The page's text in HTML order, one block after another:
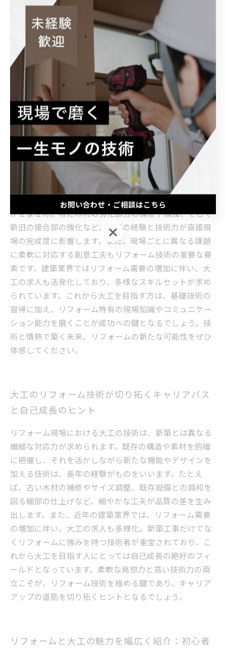
も、現代のリフォーム現場では必要です。求人市場では
経験者の需要が高く、技術研鑽と共にコミュニケーショ
ン能力も不可欠となっています。これから大工を目指す
方は、伝統的な技能に加え、リフォーム特有の多角的な
技術や知識の習得が大切です。大工の未来は、変化する
住宅ニーズに柔軟に対応できる人材にかかっています。
技術と情熱で築く未来：大工が切り拓くリフォ
ームの新たな可能性
リフォーム現場で大工が果たす役割は新築とは異なる繊
細さと応用力を要求されます。既存の構造を活かしつ
つ、耐久性や機能性の向上、さらにはデザインの調和を
図るために、正確な寸法取りや素材選び、加工技術が欠
かせません。特に木材の劣化部分の補修や補強、そして
新旧の接合部の強化など、大工の経験と技術力が直接現
場の完成度に影響します。また、現場ごとに異なる課題
に柔軟に対応する創意工夫もリフォーム技術の重要な要
素です。建築業界ではリフォーム需要の増加に伴い、大
工の求人も活発化しており、多様なスキルセットが求め
られています。これから大工を目指す方は、基礎技術の
習得に加え、リフォーム特有の現場知識やコミュニケー
ション能力を磨くことが成功への鍵となるでしょう。技
術と情熱で築く未来、リフォームの新たな可能性をぜひ
体感してください。
大工のリフォーム技術が切り拓くキャリアパス
と自己成長のヒント
リフォーム現場における大工の技術は、新築とは異なる
繊細な対応力が求められます。既存の構造や素材を的確
に把握し、それを活かしながら新たな機能やデザインを
加える技術は、長年の経験がものをいいます。たとえ
ば、古い木材の補修やサイズ調整、既存設備との調和を
図る細部の仕上げなど、細やかな工夫が品質の差を生み
出します。また、近年の建築業界では、リフォーム需要
の増加に伴い、大工の求人も多様化。新築工事だけでな
くリフォームに強みを持つ技術者が重宝されており、こ
れから大工を目指す人にとっては自己成長の絶好のフィ
ールドとなっています。柔軟な発想力と高い技術力の両
立こそが、リフォーム技術を極める鍵であり、キャリア
アップの道筋を切り拓くヒントとなるでしょう。
リフォームと大工の魅力を幅広く紹介：初心者
お問い合わせ・ご相談はこちら
お問い合わせ・ご相談はこちら